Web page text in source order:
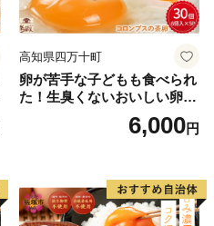
高知県四万十町
卵が苦手な子どもも食べられ
た！生臭くないおいしい卵 6
個入×5P／Gbn-A036,000円